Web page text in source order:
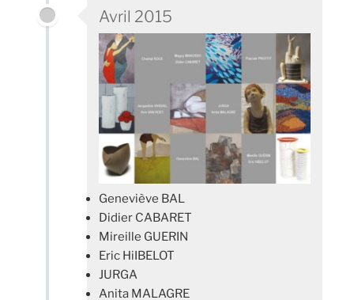
Avril 2015
Geneviève BAL
Didier CABARET
Mireille GUERIN
Eric HiIBELOT
JURGA
Anita MALAGRE